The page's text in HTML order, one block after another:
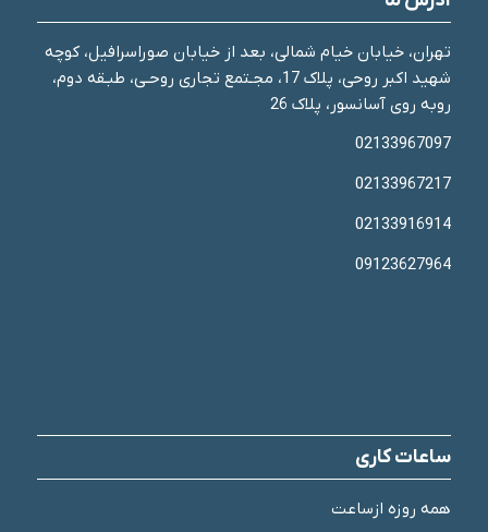
تهران، خیابان خیام شمالی، بعد از خیابان صوراسرافیل، کوچه
شهید اکبر روحی، پلاک 17، مجـتمع تجاری روحـی، طبـقه دوم،
روبه روی آسانسور، پلاک 26
02133967097
02133967217
02133916914
09123627964
ساعات کاری
همه روزه ازساعت